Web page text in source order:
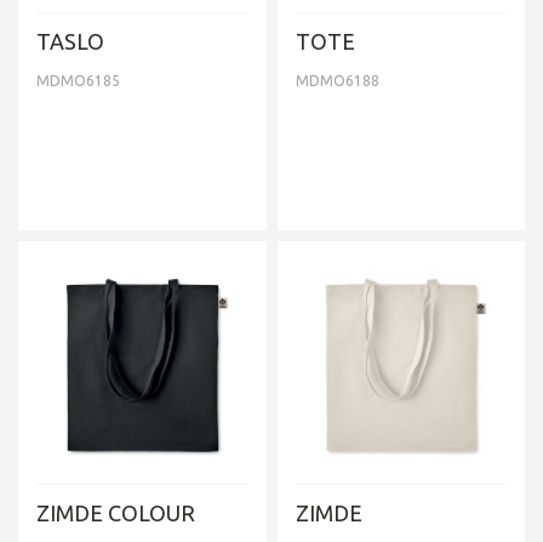
TASLO
MDMO6185
TOTE
MDMO6188
ZIMDE COLOUR ZIMDE